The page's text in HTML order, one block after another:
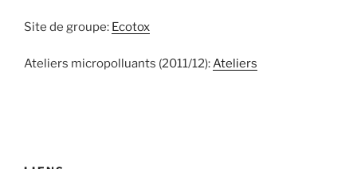
Site de groupe: Ecotox
Ateliers micropolluants (2011/12):Ateliers